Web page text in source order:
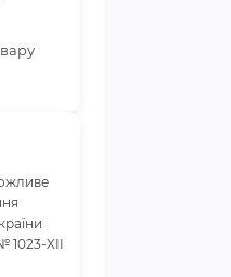
1023-XII